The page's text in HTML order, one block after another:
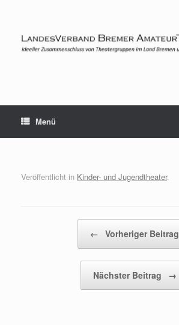
Menü
Veröffentlicht in Kinder- und Jugendtheater.
← Vorheriger Beitrag
Nächster Beitrag →